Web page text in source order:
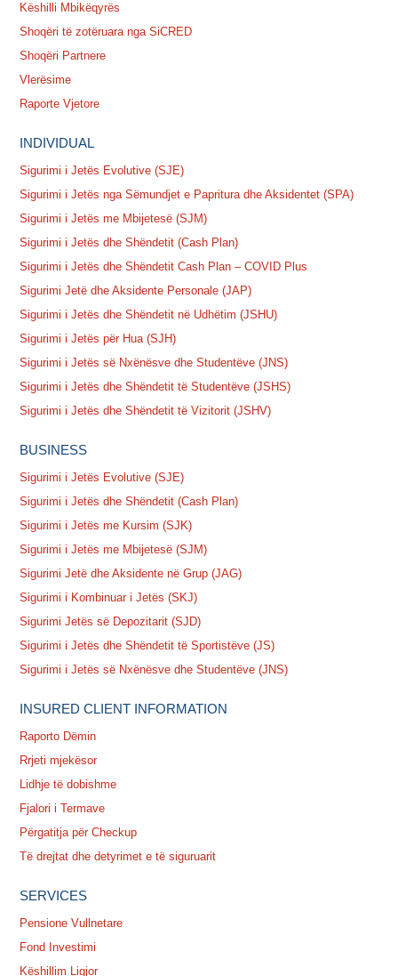
Këshilli Mbikëqyrës
Shoqëri të zotëruara nga SiCRED
Shoqëri Partnere
Vlerësime
Raporte Vjetore
INDIVIDUAL
Sigurimi i Jetës Evolutive (SJE)
Sigurimi i Jetës nga Sëmundjet e Papritura dhe Aksidentet (SPA)
Sigurimi i Jetës me Mbijetesë (SJM)
Sigurimi i Jetës dhe Shëndetit (Cash Plan)
Sigurimi i Jetës dhe Shëndetit Cash Plan – COVID Plus
Sigurimi Jetë dhe Aksidente Personale (JAP)
Sigurimi i Jetës dhe Shëndetit në Udhëtim (JSHU)
Sigurimi i Jetës për Hua (SJH)
Sigurimi i Jetës së Nxënësve dhe Studentëve (JNS)
Sigurimi i Jetës dhe Shëndetit të Studentëve (JSHS)
Sigurimi i Jetës dhe Shëndetit të Vizitorit (JSHV)
BUSINESS
Sigurimi i Jetës Evolutive (SJE)
Sigurimi i Jetës dhe Shëndetit (Cash Plan)
Sigurimi i Jetës me Kursim (SJK)
Sigurimi i Jetës me Mbijetesë (SJM)
Sigurimi Jetë dhe Aksidente në Grup (JAG)
Sigurimi i Kombinuar i Jetës (SKJ)
Sigurimi Jetës së Depozitarit (SJD)
Sigurimi i Jetës dhe Shëndetit të Sportistëve (JS)
Sigurimi i Jetës së Nxënësve dhe Studentëve (JNS)
INSURED CLIENT INFORMATION
Raporto Dëmin
Rrjeti mjekësor
Lidhje të dobishme
Fjalori i Termave
Përgatitja për Checkup
Të drejtat dhe detyrimet e të siguruarit
SERVICES
Pensione Vullnetare
Fond Investimi
Këshillim Ligjor